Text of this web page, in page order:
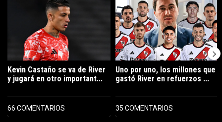
Kevin Castaño se va de River
y jugará en otro important...
66 COMENTARIOS
Uno por uno, los millones que
gastó River en refuerzos ...
35 COMENTARIOS